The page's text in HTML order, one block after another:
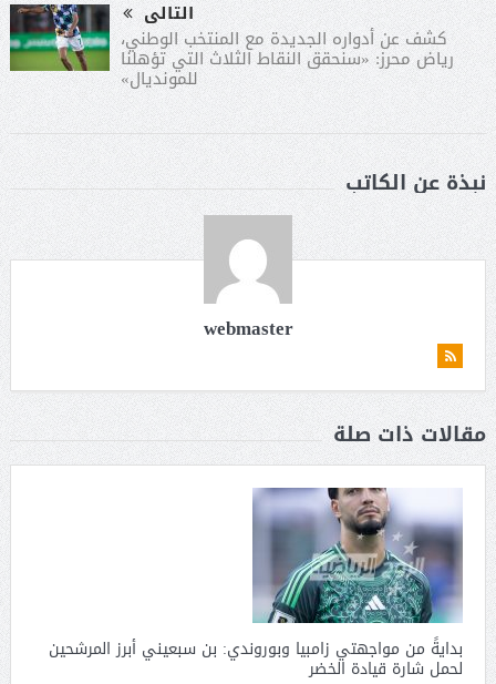
التالى
كشف عن أدواره الجديدة مع المنتخب الوطني،
رياض محرز: «سنحقق النقاط الثلاث التي تؤهلنا
للمونديال»
نبذة عن الكاتب
webmaster
مقالات ذات صلة
بدايةً من مواجهتي زامبيا وبوروندي: بن سبعيني أبرز المرشحين
لحمل شارة قيادة الخضر